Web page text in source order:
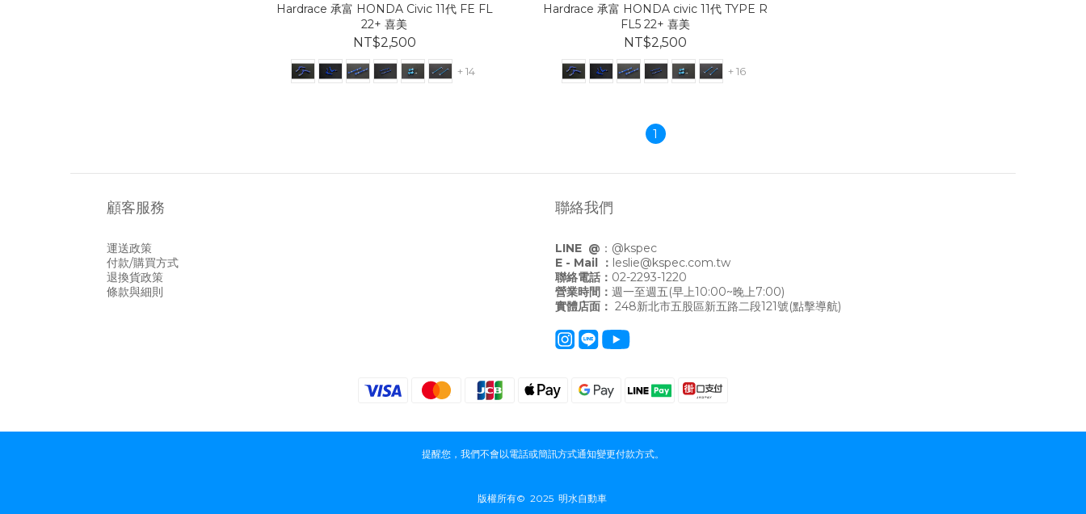
Hardrace 承富 HONDA Civic 11代 FE FL
22+ 喜美
NT$2,500
+ 14
Hardrace 承富 HONDA civic 11代 TYPE R
FL5 22+ 喜美
NT$2,500
+ 16
1
顧客服務
運送政策
付款/購買方式
退換貨政策
條款與細則
聯絡我們
LINE @ ： @kspec
E - Mail ： leslie@kspec.com.tw
聯絡電話： 02-2293-1220
營業時間： 週一至週五(早上10:00~晚上7:00)
實體店面： 248新北市五股區新五路二段121號(點擊導航)
提醒您，我們不會以電話或簡訊方式通知變更付款方式。
版權所有© 2025 明水自動車